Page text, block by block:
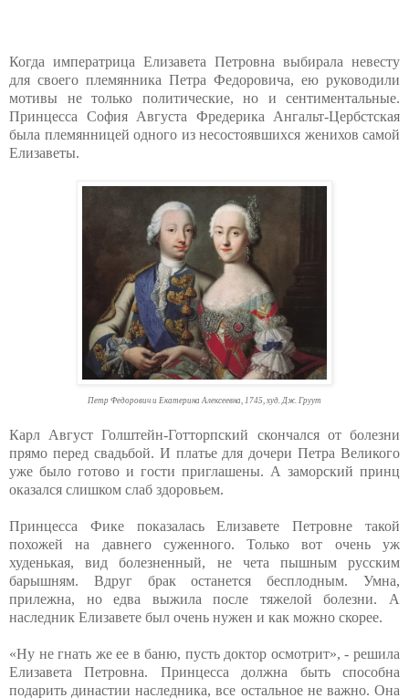
Когда императрица Елизавета Петровна выбирала невесту
для своего племянника Петра Федоровича, ею руководили
мотивы не только политические, но и сентиментальные.
Принцесса София Августа Фредерика Ангальт-Цербстская
была племянницей одного из несостоявшихся женихов самой
Елизаветы.
Петр Федорович и Екатерина Алексеевна, 1745, худ. Дж. Груут
Карл Август Голштейн-Готторпский скончался от болезни
прямо перед свадьбой. И платье для дочери Петра Великого
уже было готово и гости приглашены. А заморский принц
оказался слишком слаб здоровьем.
Принцесса Фике показалась Елизавете Петровне такой
похожей на давнего суженного. Только вот очень уж
худенькая, вид болезненный, не чета пышным русским
барышням. Вдруг брак останется бесплодным. Умна,
прилежна, но едва выжила после тяжелой болезни. А
наследник Елизавете был очень нужен и как можно скорее.
«Ну не гнать же ее в баню, пусть доктор осмотрит», - решила
Елизавета Петровна. Принцесса должна быть способна
подарить династии наследника, все остальное не важно. Она